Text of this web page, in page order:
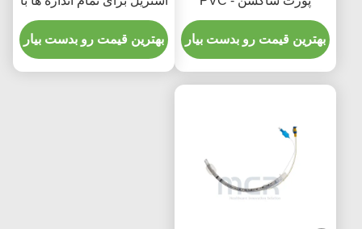
شفاف بدون DEHP برای
پنج سال ضمانت کیفیت
بهترین قیمت رو بدست بیار
CE ISO
بهترین قیمت رو بدست بیار